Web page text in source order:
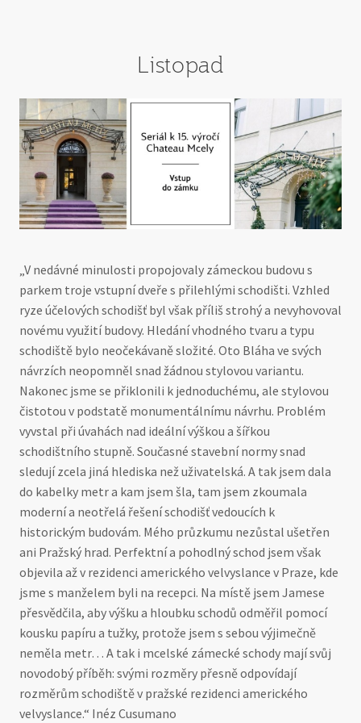
Listopad
„V nedávné minulosti propojovaly zámeckou budovu s
parkem troje vstupní dveře s přilehlými schodišti. Vzhled
ryze účelových schodišť byl však příliš strohý a nevyhovoval
novému využití budovy. Hledání vhodného tvaru a typu
schodiště bylo neočekávaně složité. Oto Bláha ve svých
návrzích neopomněl snad žádnou stylovou variantu.
Nakonec jsme se přiklonili k jednoduchému, ale stylovou
čistotou v podstatě monumentálnímu návrhu. Problém
vyvstal při úvahách nad ideální výškou a šířkou
schodištního stupně. Současné stavební normy snad
sledují zcela jiná hlediska než uživatelská. A tak jsem dala
do kabelky metr a kam jsem šla, tam jsem zkoumala
moderní a neotřelá řešení schodišť vedoucích k
historickým budovám. Mého průzkumu nezůstal ušetřen
ani Pražský hrad. Perfektní a pohodlný schod jsem však
objevila až v rezidenci amerického velvyslance v Praze, kde
jsme s manželem byli na recepci. Na místě jsem Jamese
přesvědčila, aby výšku a hloubku schodů odměřil pomocí
kousku papíru a tužky, protože jsem s sebou výjimečně
neměla metr… A tak i mcelské zámecké schody mají svůj
novodobý příběh: svými rozměry přesně odpovídají
rozměrům schodiště v pražské rezidenci amerického
velvyslance.“ Inéz Cusumano